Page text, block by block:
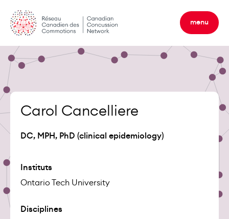
content
menu
Carol Cancelliere
DC, MPH, PhD (clinical epidemiology)
Instituts
Ontario Tech University
Disciplines